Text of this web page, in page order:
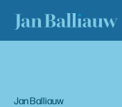
Jan Balliauw